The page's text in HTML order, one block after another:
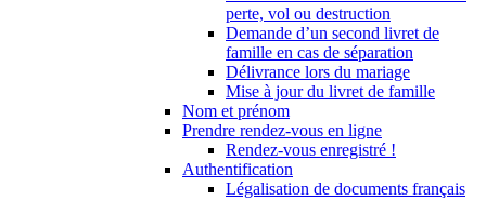
perte, vol ou destruction
Demande d’un second livret de
famille en cas de séparation
Délivrance lors du mariage
Mise à jour du livret de famille
Nom et prénom
Prendre rendez-vous en ligne
Rendez-vous enregistré !
Authentification
Légalisation de documents français